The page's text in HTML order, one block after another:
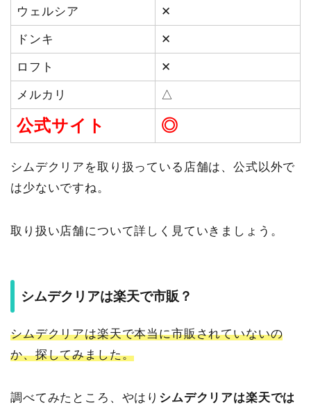
ウェルシア ✕
ドンキ ✕
ロフト ✕
メルカリ △
公式サイト ◎
シムデクリアを取り扱っている店舗は、公式以外で
は少ないですね。
取り扱い店舗について詳しく見ていきましょう。
シムデクリアは楽天で市販？
シムデクリアは楽天で本当に市販されていないの
か、探してみました。
調べてみたところ、やはり シムデクリアは楽天では